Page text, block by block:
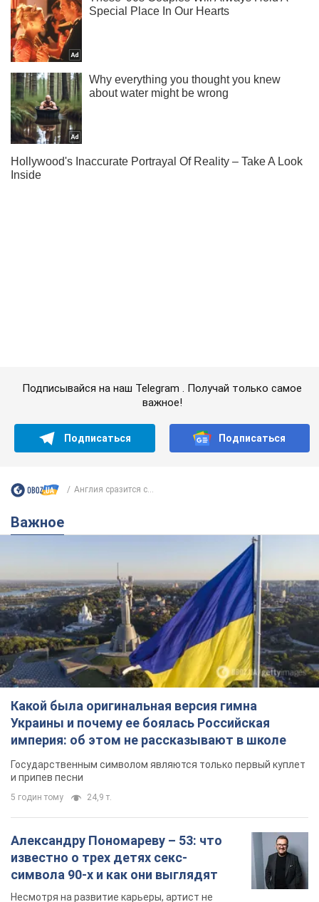
Какой была оригинальная версия гимна
Украины и почему ее боялась Российская
империя: об этом не рассказывают в школе
Государственным символом являются только первый куплет
и припев песни
5 годин тому 24,9 т.
Александру Пономареву – 53: что
известно о трех детях секс-
символа 90-х и как они выглядят
Несмотря на развитие карьеры, артист не
забывал о личном счастье
11 годин тому 9,2 т.
В ПриватБанке рассказали,
действительны ли доллары 1996
года: принимают ли обменники и
банки такие купюры
Что делать, если банки и обменники не
принимают старые доллары
9.08.2026 02:20 82,3 т.